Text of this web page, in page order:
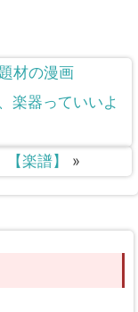
材の漫画
楽器っていいよ
楽譜】
»